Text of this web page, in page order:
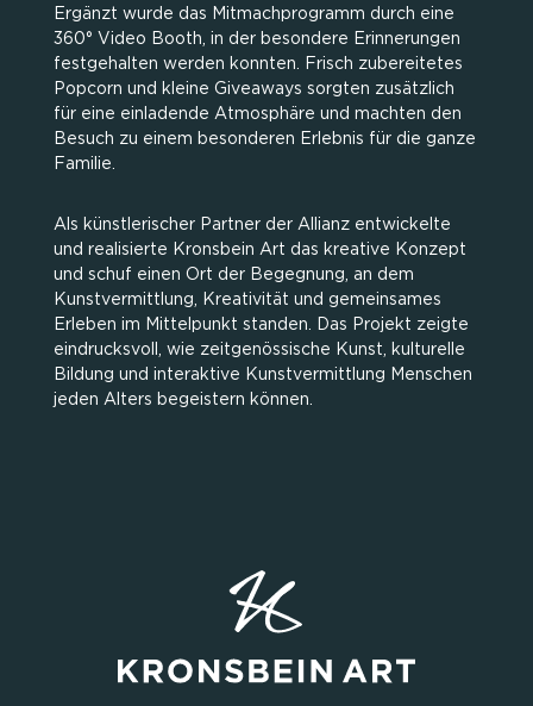
Ergänzt wurde das Mitmachprogramm durch eine
360° Video Booth, in der besondere Erinnerungen
festgehalten werden konnten. Frisch zubereitetes
Popcorn und kleine Giveaways sorgten zusätzlich
für eine einladende Atmosphäre und machten den
Besuch zu einem besonderen Erlebnis für die ganze
Familie.
Als künstlerischer Partner der Allianz entwickelte
und realisierte Kronsbein Art das kreative Konzept
und schuf einen Ort der Begegnung, an dem
Kunstvermittlung, Kreativität und gemeinsames
Erleben im Mittelpunkt standen. Das Projekt zeigte
eindrucksvoll, wie zeitgenössische Kunst, kulturelle
Bildung und interaktive Kunstvermittlung Menschen
jeden Alters begeistern können.